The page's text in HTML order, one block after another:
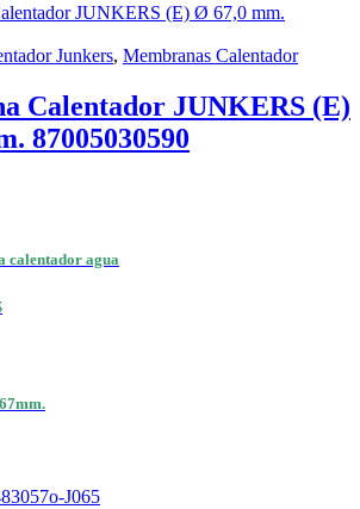
Junkers, Membranas Calentador
Calentador JUNKERS (E)
87005030590
calentador agua
J065